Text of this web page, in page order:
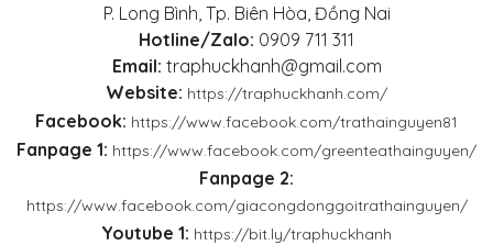
P. Long Bình, Tp. Biên Hòa, Đồng Nai
Hotline/Zalo: 0909 711 311
Email: traphuckhanh@gmail.com
Website: https://traphuckhanh.com/
Facebook: https://www.facebook.com/trathainguyen81
Fanpage 1: https://www.facebook.com/greenteathainguyen/
Fanpage 2:
https://www.facebook.com/giacongdonggoitrathainguyen/
Youtube 1: https://bit.ly/traphuckhanh